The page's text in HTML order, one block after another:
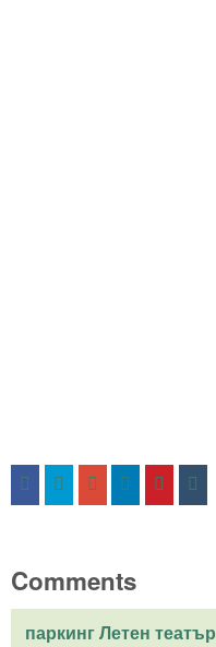
Comments
паркинг Летен театър